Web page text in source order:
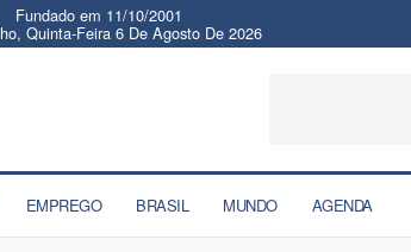
Fundado em 11/10/2001
Quinta-Feira 6 De Agosto De 2026
EMPREGO BRASIL MUNDO AGENDA